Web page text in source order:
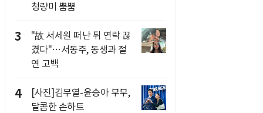
청량미 뿜뿜
3
"故 서세원 떠난 뒤 연락 끊
겼다"…서동주, 동생과 절
연 고백
4
[사진]김무열-윤승아 부부,
달콤한 손하트